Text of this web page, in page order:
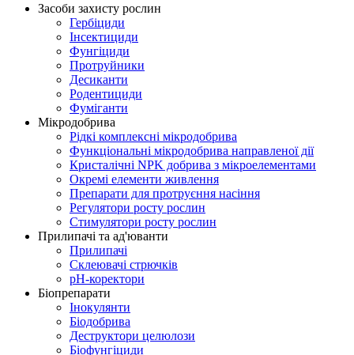
Засоби захисту рослин
Гербіциди
Інсектициди
Фунгіциди
Протруйники
Десиканти
Родентициди
Фуміганти
Мікродобрива
Рідкі комплексні мікродобрива
Функціональні мікродобрива направленої дії
Кристалічні NPK добрива з мікроелементами
Окремі елементи живлення
Препарати для протруєння насіння
Регулятори росту рослин
Стимулятори росту рослин
Прилипачі та ад'юванти
Прилипачі
Склеювачі стрючків
рН-коректори
Біопрепарати
Інокулянти
Біодобрива
Деструктори целюлози
Біофунгіциди